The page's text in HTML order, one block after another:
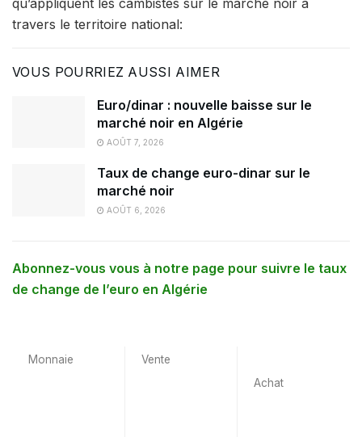
travers le territoire national:
VOUS POURRIEZ AUSSI AIMER
Euro/dinar : nouvelle baisse sur le
marché noir en Algérie
AOÛT 7, 2026
Taux de change euro-dinar sur le
marché noir
AOÛT 6, 2026
Abonnez-vous vous à notre page pour suivre le taux
de change de l’euro en Algérie
Monnaie
Vente
Achat